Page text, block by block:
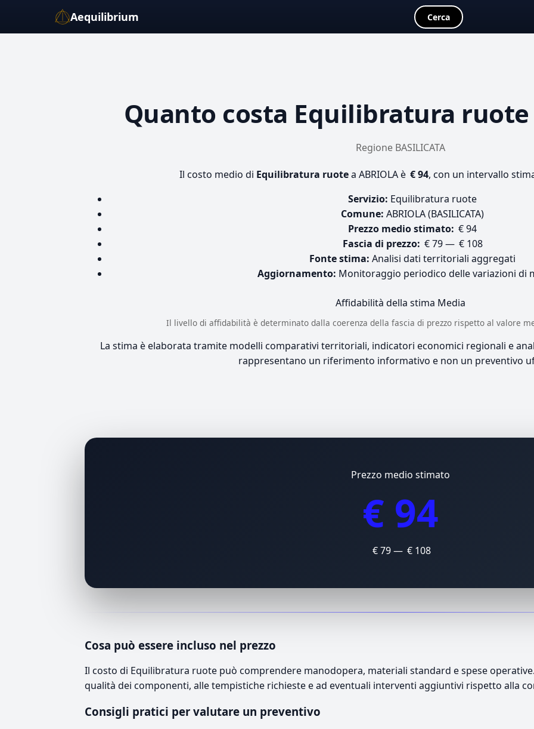
Aequilibrium Cerca
Quanto costa Equilibratura ruote
Regione BASILICATA
Il costo medio di Equilibratura ruotea ABRIOLA è € 94, con un intervallo
Servizio: Equilibratura ruote
Comune: ABRIOLA (BASILICATA)
Prezzo medio stimato: € 94
Fascia di prezzo: € 79 — € 108
Fonte stima: Analisi dati territoriali aggregati
Aggiornamento: Monitoraggio periodico delle variazioni di
Affidabilità della stima Media
Il livello di affidabilità è determinato dalla coerenza della fascia di prezzo rispetto al valore
La stima è elaborata tramite modelli comparativi territoriali, indicatori economici regionali e
rappresentano un riferimento informativo e non un preventivo
Prezzo medio stimato
€ 94
€ 79 — € 108
Cosa può essere incluso nel prezzo
Il costo di Equilibratura ruote può comprendere manodopera, materiali standard e spese
qualità dei componenti, alle tempistiche richieste e ad eventuali interventi aggiuntivi rispetto alla
Consigli pratici per valutare un preventivo